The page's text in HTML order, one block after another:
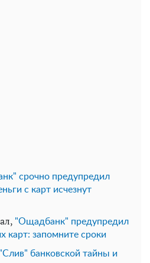
срочно предупредил
с карт исчезнут
"Ощадбанк" предупредил
карт: запомните сроки
"Слив" банковской тайны и